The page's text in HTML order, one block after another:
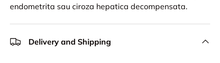
endometrita sau ciroza hepatica decompensata.
Delivery and Shipping